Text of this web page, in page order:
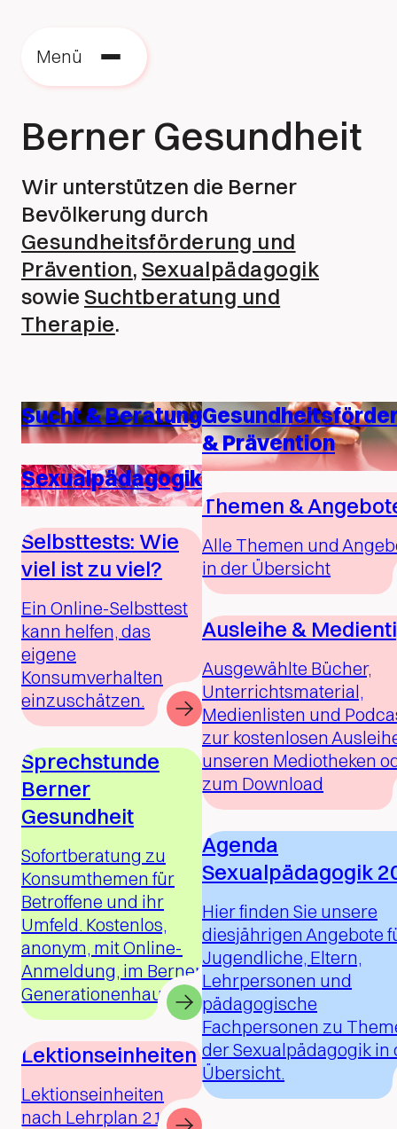
Menü
Berner Gesundheit
Wir unterstützen die Berner
Bevölkerung durch
Gesundheitsförderung und
Prävention, Sexualpädagogik
sowie Suchtberatung und
Therapie.
Sucht & Beratung
Sexualpädagogik
Selbsttests: Wie
viel ist zu viel?
Ein Online-Selbsttest
kann helfen, das
eigene
Konsumverhalten
einzuschätzen.
Sprechstunde
Berner
Gesundheit
Sofortberatung zu
Konsumthemen für
Betroffene und ihr
Umfeld. Kostenlos,
anonym, mit Online-
Anmeldung, im Berner
Generationenhaus.
Lektionseinheiten
Lektionseinheiten
nach Lehrplan 21
& Prävention
Themen &
Alle Themen und
in der Übersicht
Ausleihe &
Ausgewählte Bücher,
Unterrichtsmaterial,
Medienlisten und
zur kostenlosen
unseren Mediotheken
zum Download
Agenda
Sexualpädagogik
Hier finden Sie unsere
diesjährigen Angebote
Jugendliche, Eltern,
Lehrpersonen und
pädagogische
Fachpersonen zu
der Sexualpädagogik in
Übersicht.